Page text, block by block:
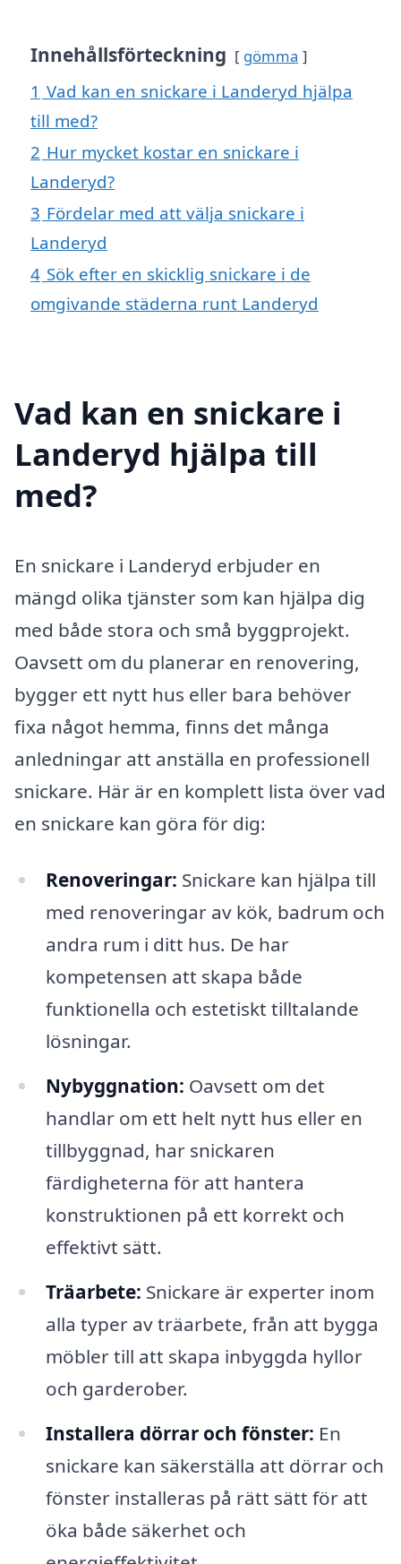
Innehållsförteckning gömma
1 Vad kan en snickare i Landeryd hjälpa
till med?
2 Hur mycket kostar en snickare i
Landeryd?
3 Fördelar med att välja snickare i
Landeryd
4 Sök efter en skicklig snickare i de
omgivande städerna runt Landeryd
Vad kan en snickare i
Landeryd hjälpa till
med?
En snickare i Landeryd erbjuder en
mängd olika tjänster som kan hjälpa dig
med både stora och små byggprojekt.
Oavsett om du planerar en renovering,
bygger ett nytt hus eller bara behöver
fixa något hemma, finns det många
anledningar att anställa en professionell
snickare. Här är en komplett lista över vad
en snickare kan göra för dig:
Renoveringar: Snickare kan hjälpa till
med renoveringar av kök, badrum och
andra rum i ditt hus. De har
kompetensen att skapa både
funktionella och estetiskt tilltalande
lösningar.
Nybyggnation: Oavsett om det
handlar om ett helt nytt hus eller en
tillbyggnad, har snickaren
färdigheterna för att hantera
konstruktionen på ett korrekt och
effektivt sätt.
Träarbete: Snickare är experter inom
alla typer av träarbete, från att bygga
möbler till att skapa inbyggda hyllor
och garderober.
Installera dörrar och fönster: En
snickare kan säkerställa att dörrar och
fönster installeras på rätt sätt för att
öka både säkerhet och